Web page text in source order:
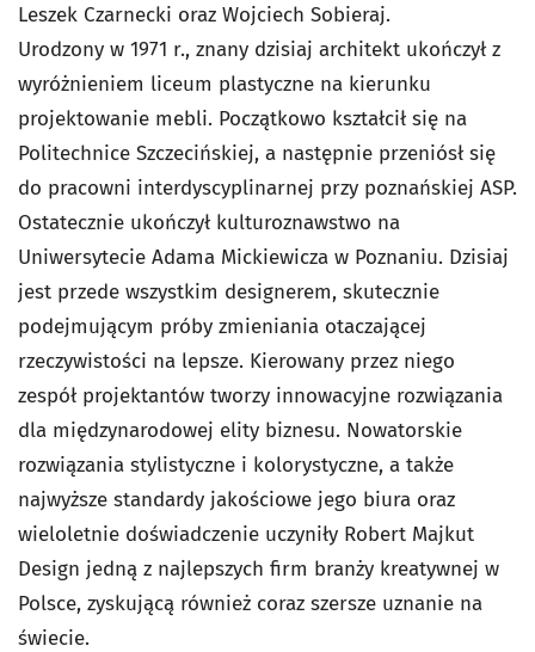
Leszek Czarnecki oraz Wojciech Sobieraj.
Urodzony w 1971 r., znany dzisiaj architekt ukończył z
wyróżnieniem liceum plastyczne na kierunku
projektowanie mebli. Początkowo kształcił się na
Politechnice Szczecińskiej, a następnie przeniósł się
do pracowni interdyscyplinarnej przy poznańskiej ASP.
Ostatecznie ukończył kulturoznawstwo na
Uniwersytecie Adama Mickiewicza w Poznaniu. Dzisiaj
jest przede wszystkim designerem, skutecznie
podejmującym próby zmieniania otaczającej
rzeczywistości na lepsze. Kierowany przez niego
zespół projektantów tworzy innowacyjne rozwiązania
dla międzynarodowej elity biznesu. Nowatorskie
rozwiązania stylistyczne i kolorystyczne, a także
najwyższe standardy jakościowe jego biura oraz
wieloletnie doświadczenie uczyniły Robert Majkut
Design jedną z najlepszych firm branży kreatywnej w
Polsce, zyskującą również coraz szersze uznanie na
świecie.